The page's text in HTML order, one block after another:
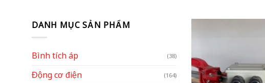
DANH MỤC SẢN PHẨM
Bình tích áp (38)
Động cơ điện (164)